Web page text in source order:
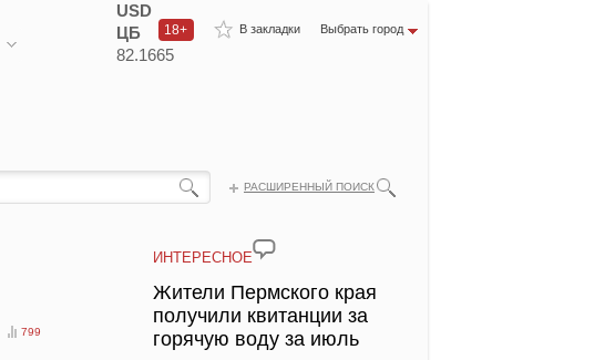
В закладки Выбрать город
18+
USD
ЦБ
82.1665
РАСШИРЕННЫЙ ПОИСК
799
ИНТЕРЕСНОЕ
Жители Пермского края
получили квитанции за
горячую воду за июль